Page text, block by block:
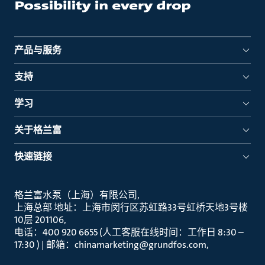
产品与服务
支持
学习
关于格兰富
快速链接
格兰富水泵（上海）有限公司
上海总部 地址：上海市闵行区苏虹路33号虹桥天地3号楼
10层 201106
电话：400 920 6655 (人工客服在线时间：工作日 8:30 –
17:30 ) | 邮箱：chinamarketing@grundfos.com